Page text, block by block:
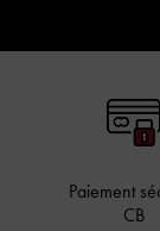
Paiement
CB